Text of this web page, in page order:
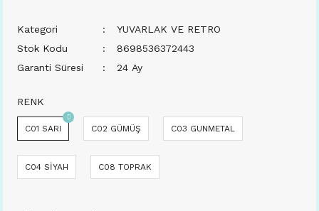
Kategori
YUVARLAK VE RETRO
Stok Kodu
8698536372443
Garanti Süresi
24 Ay
RENK
C01 SARI C02 GÜMÜŞ C03 GUNMETAL
C04 SİYAH C08 TOPRAK